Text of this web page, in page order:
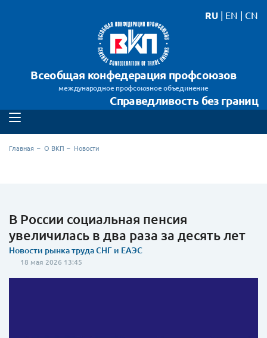
Всеобщая конфедерация профсоюзов
международное профсоюзное объединение
Справедливость без границ
RU | EN | CN
Главная О ВКП Новости
В России социальная пенсия
увеличилась в два раза за десять лет
Новости рынка труда СНГ и ЕАЭС
18 мая 2026 13:45